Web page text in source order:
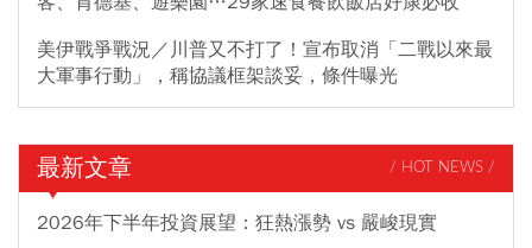
美伊戰爭戰況／川普又不打了！宣布取消「二戰以來最
大軍事行動」，稱協議框架談妥，條件曝光
最新文章 / HOT NEWS /
2026年下半年投資展望：狂熱漲勢 vs 嚴峻現實